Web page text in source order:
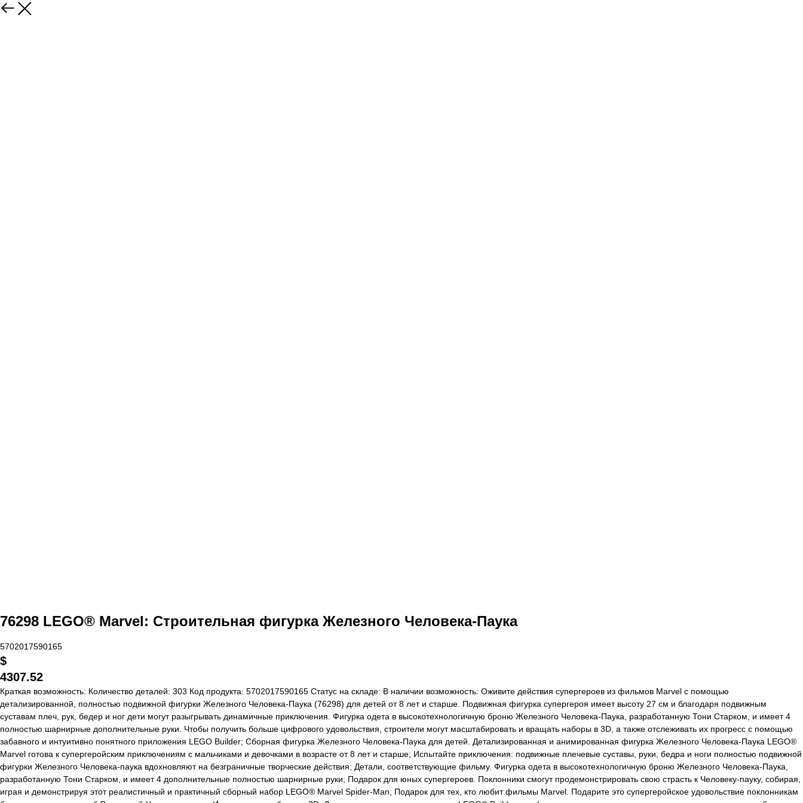
76298 LEGO® Marvel: Строительная фигурка Железного Человека-Паука
5702017590165
$
4307.52
Краткая возможность: Количество деталей: 303 Код продукта: 5702017590165 Статус на складе: В наличии возможность: Оживите действия супергероев из фильмов Marvel с помощью
детализированной, полностью подвижной фигурки Железного Человека-Паука (76298) для детей от 8 лет и старше. Подвижная фигурка супергероя имеет высоту 27 см и благодаря подвижным
суставам плеч, рук, бедер и ног дети могут разыгрывать динамичные приключения. Фигурка одета в высокотехнологичную броню Железного Человека-Паука, разработанную Тони Старком, и имеет 4
полностью шарнирные дополнительные руки. Чтобы получить больше цифрового удовольствия, строители могут масштабировать и вращать наборы в 3D, а также отслеживать их прогресс с помощью
забавного и интуитивно понятного приложения LEGO Builder; Сборная фигурка Железного Человека-Паука для детей. Детализированная и анимированная фигурка Железного Человека-Паука LEGO®
Marvel готова к супергеройским приключениям с мальчиками и девочками в возрасте от 8 лет и старше; Испытайте приключения: подвижные плечевые суставы, руки, бедра и ноги полностью подвижной
фигурки Железного Человека-паука вдохновляют на безграничные творческие действия; Детали, соответствующие фильму. Фигурка одета в высокотехнологичную броню Железного Человека-Паука,
разработанную Тони Старком, и имеет 4 дополнительные полностью шарнирные руки; Подарок для юных супергероев. Поклонники смогут продемонстрировать свою страсть к Человеку-пауку, собирая,
играя и демонстрируя этот реалистичный и практичный сборный набор LEGO® Marvel Spider-Man; Подарок для тех, кто любит фильмы Marvel. Подарите это супергеройское удовольствие поклонникам